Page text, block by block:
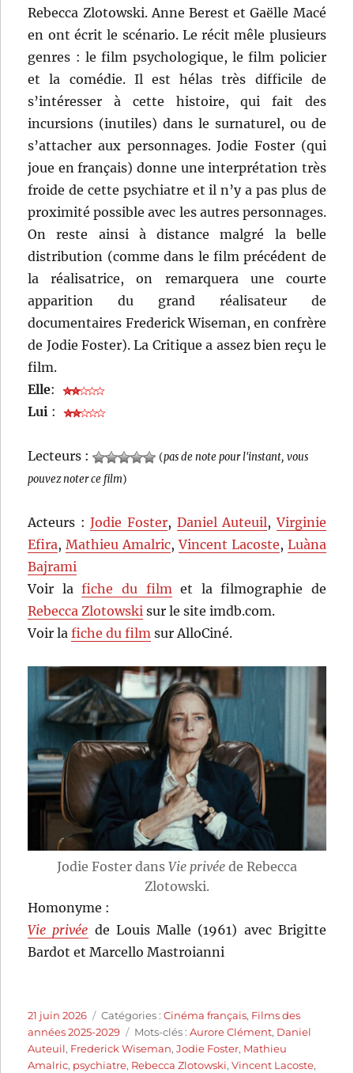
Rebecca Zlotowski. Anne Berest et Gaëlle Macé
en ont écrit le scénario. Le récit mêle plusieurs
genres : le film psychologique, le film policier
et la comédie. Il est hélas très difficile de
s’intéresser à cette histoire, qui fait des
incursions (inutiles) dans le surnaturel, ou de
s’attacher aux personnages. Jodie Foster (qui
joue en français) donne une interprétation très
froide de cette psychiatre et il n’y a pas plus de
proximité possible avec les autres personnages.
On reste ainsi à distance malgré la belle
distribution (comme dans le film précédent de
la réalisatrice, on remarquera une courte
apparition du grand réalisateur de
documentaires Frederick Wiseman, en confrère
de Jodie Foster). La Critique a assez bien reçu le
film.
Elle:
Lui :
Lecteurs : (pas de note pour l'instant, vous
pouvez noter ce film)
Acteurs :Jodie Foster, Daniel Auteuil,Virginie
Efira,Mathieu Amalric,Vincent Lacoste, Luàna
Bajrami
Voir lafiche du filmet la filmographie de
Rebecca Zlotowski sur le site imdb.com.
Voir lafiche du film sur AlloCiné.
Jodie Foster dans Vie privée de Rebecca
Zlotowski.
Homonyme :
Vie privée de Louis Malle (1961) avec Brigitte
Bardot et Marcello Mastroianni
Publié
le
21 juin 2026 Catégories
Catégories :Cinéma français, Films des
années 2025-2029
Étiquettes
Mots-clés :Aurore Clément, Daniel
Auteuil, Frederick Wiseman,Jodie Foster, Mathieu
Amalric, psychiatre, Rebecca Zlotowski,Vincent Lacoste,